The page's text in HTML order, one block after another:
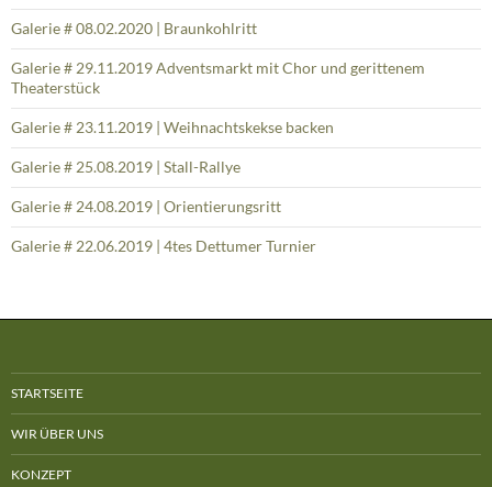
Galerie # 08.02.2020 | Braunkohlritt
Galerie # 29.11.2019 Adventsmarkt mit Chor und gerittenem
Theaterstück
Galerie # 23.11.2019 | Weihnachtskekse backen
Galerie # 25.08.2019 | Stall-Rallye
Galerie # 24.08.2019 | Orientierungsritt
Galerie # 22.06.2019 | 4tes Dettumer Turnier
STARTSEITE
WIR ÜBER UNS
KONZEPT